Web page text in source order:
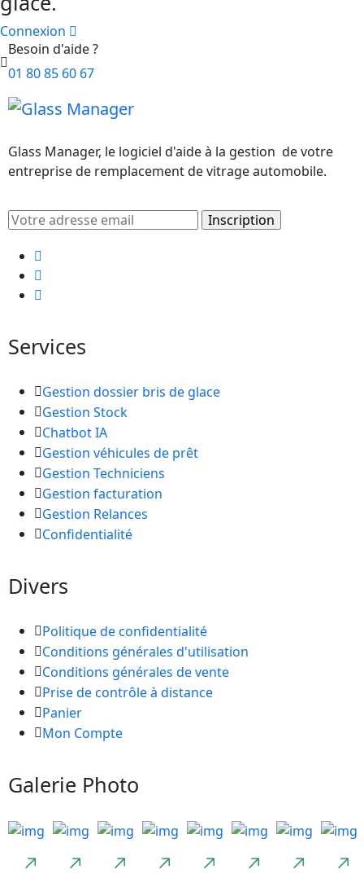
Connexion
Besoin d'aide ?
01 80 85 60 67
Glass Manager, le logiciel d'aide à la gestion de votre
entreprise de remplacement de vitrage automobile.
Services
Gestion dossier bris de glace
Gestion Stock
Chatbot IA
Gestion véhicules de prêt
Gestion Techniciens
Gestion facturation
Gestion Relances
Confidentialité
Divers
Politique de confidentialité
Conditions générales d'utilisation
Conditions générales de vente
Prise de contrôle à distance
Panier
Mon Compte
Galerie Photo